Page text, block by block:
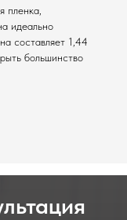
пленка,
идеально
составляет 1,44
большинство